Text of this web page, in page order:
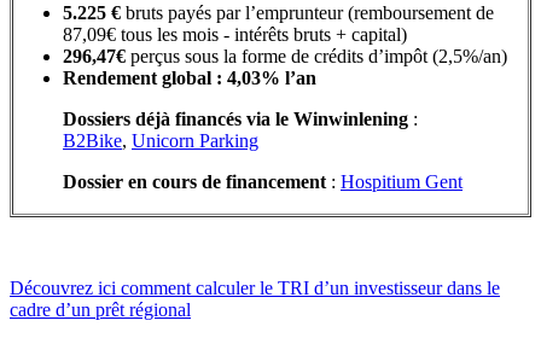
5.225 € bruts payés par l’emprunteur (remboursement de
87,09€ tous les mois - intérêts bruts + capital)
296,47€ perçus sous la forme de crédits d’impôt (2,5%/an)
Rendement global : 4,03% l’an
Dossiers déjà financés via le Winwinlening :
B2Bike, Unicorn Parking
Dossier en cours de financement : Hospitium Gent
Découvrez ici comment calculer le TRI d’un investisseur dans le
cadre d’un prêt régional